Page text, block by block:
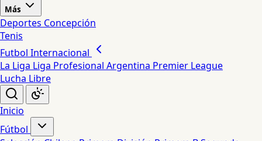
Más
Deportes Concepción
Tenis
Futbol Internacional
La Liga Liga Profesional Argentina Premier League
Lucha Libre
Inicio
Fútbol